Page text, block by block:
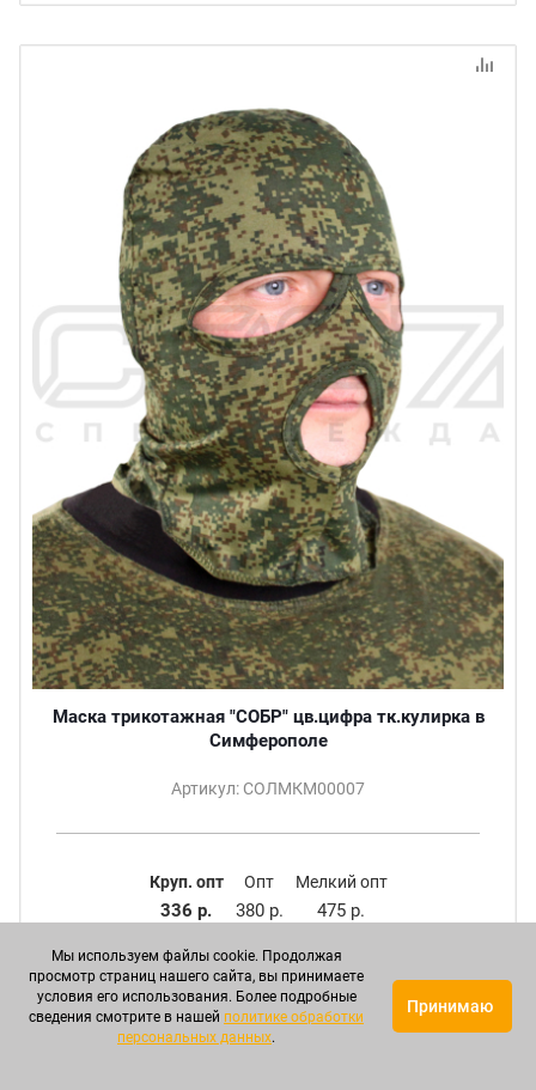
Маска трикотажная "СОБР" цв.цифра тк.кулирка в
Симферополе
Артикул: СОЛМКМ00007
Круп. опт
336 р.
Опт
380 р.
Мелкий опт
475 р.
ПОДРОБНЕЕ
Мы используем файлы cookie. Продолжая
просмотр страниц нашего сайта, вы принимаете
условия его использования. Более подробные
сведения смотрите в нашей политике обработки
персональных данных.
Принимаю